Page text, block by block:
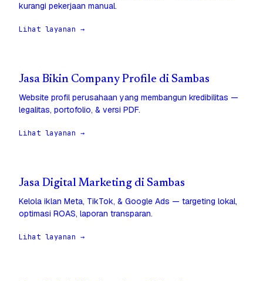
kurangi pekerjaan manual.
Lihat layanan →
Jasa Bikin Company Profile di Sambas
Website profil perusahaan yang membangun kredibilitas —
legalitas, portofolio, & versi PDF.
Lihat layanan →
Jasa Digital Marketing di Sambas
Kelola iklan Meta, TikTok, & Google Ads — targeting lokal,
optimasi ROAS, laporan transparan.
Lihat layanan →